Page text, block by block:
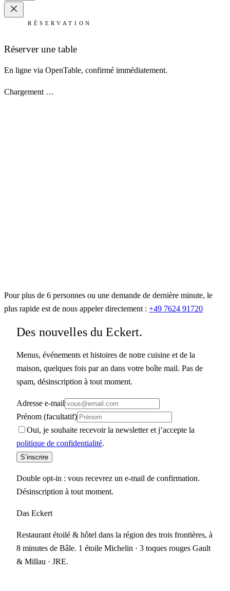
RÉSERVATION
Réserver une table
En ligne via OpenTable, confirmé immédiatement.
Chargement …
Pour plus de 6 personnes ou une demande de dernière minute, le
plus rapide est de nous appeler directement : +49 7624 91720
Des nouvelles du Eckert.
Menus, événements et histoires de notre cuisine et de la
maison, quelques fois par an dans votre boîte mail. Pas de
spam, désinscription à tout moment.
Adresse e-mail
Prénom (facultatif)
Oui, je souhaite recevoir la newsletter et j’accepte la
politique de confidentialité.
S’inscrire
Double opt-in : vous recevrez un e-mail de confirmation.
Désinscription à tout moment.
Das Eckert
Restaurant étoilé & hôtel dans la région des trois frontières, à
8 minutes de Bâle. 1 étoile Michelin · 3 toques rouges Gault
& Millau · JRE.